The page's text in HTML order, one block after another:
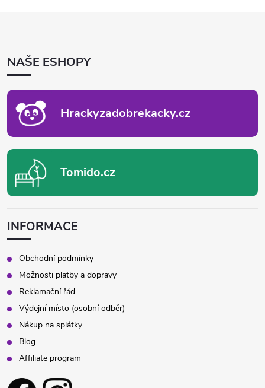
ANAŠE ESHOPY
Hrackyzadobrekacky.cz
Tomido.cz
INFORMACE
Obchodní podmínky
Možnosti platby a dopravy
Reklamační řád
Výdejní místo (osobní odběr)
Nákup na splátky
Blog
Affiliate program